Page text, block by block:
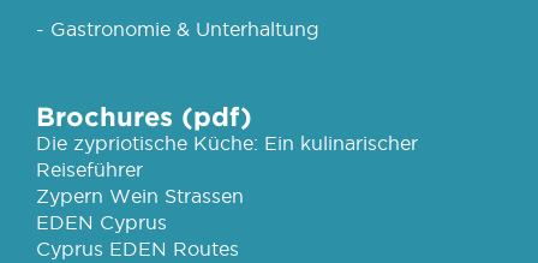
- Gastronomie & Unterhaltung
Brochures (pdf)
Die zypriotische Küche: Ein kulinarischer
Reiseführer
Zypern Wein Strassen
EDEN Cyprus
Cyprus EDEN Routes